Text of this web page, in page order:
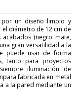
por un diseño limpio y
diámetro de 12 cm de
(negro mate,
gran versatilidad a la
puede usar de forma
tanto para proyectos
iluminación de
fabricada en metal
a la pared mediante un